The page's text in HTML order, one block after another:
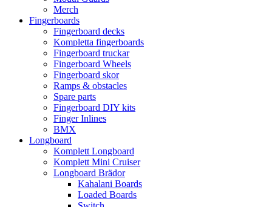
Merch
Fingerboards
Fingerboard decks
Kompletta fingerboards
Fingerboard truckar
Fingerboard Wheels
Fingerboard skor
Ramps & obstacles
Spare parts
Fingerboard DIY kits
Finger Inlines
BMX
Longboard
Komplett Longboard
Komplett Mini Cruiser
Longboard Brädor
Kahalani Boards
Loaded Boards